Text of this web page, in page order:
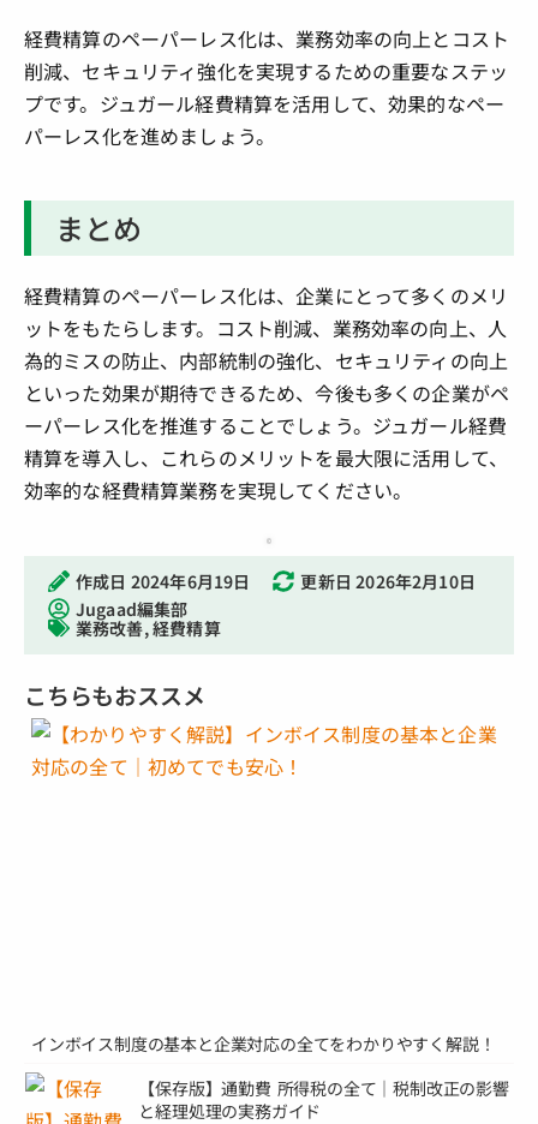
経費精算のペーパーレス化は、業務効率の向上とコスト
削減、セキュリティ強化を実現するための重要なステッ
プです。ジュガール経費精算を活用して、効果的なペー
パーレス化を進めましょう。
まとめ
経費精算のペーパーレス化は、企業にとって多くのメリ
ットをもたらします。コスト削減、業務効率の向上、人
為的ミスの防止、内部統制の強化、セキュリティの向上
といった効果が期待できるため、今後も多くの企業がペ
ーパーレス化を推進することでしょう。ジュガール経費
精算を導入し、これらのメリットを最大限に活用して、
効率的な経費精算業務を実現してください。
作成日 2024年6月19日
更新日 2026年2月10日
Jugaad編集部
業務改善,経費精算
こちらもおススメ
インボイス制度の基本と企業対応の全てをわかりやすく解説！
【保存版】通勤費 所得税の全て｜税制改正の影響
と経理処理の実務ガイド